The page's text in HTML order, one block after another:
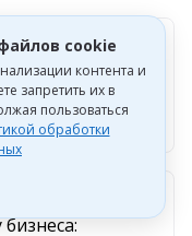
что делать
27.07.26
cookie
контента и
запретить их в
пользоваться
обработки